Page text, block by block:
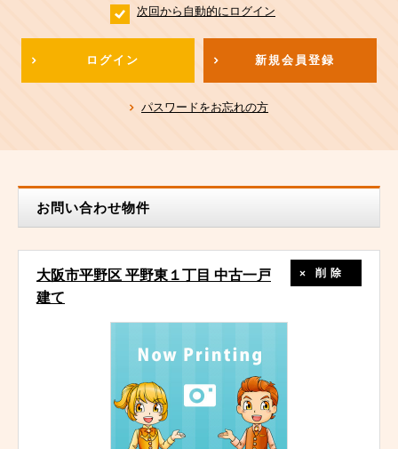
次回から自動的にログイン
ログイン 新規会員登録
パスワードをお忘れの方
お問い合わせ物件
大阪市平野区 平野東１丁目 中古一戸
建て
削除